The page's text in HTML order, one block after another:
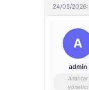
24/05/2026:
A
admin
Anahtar
yönetici